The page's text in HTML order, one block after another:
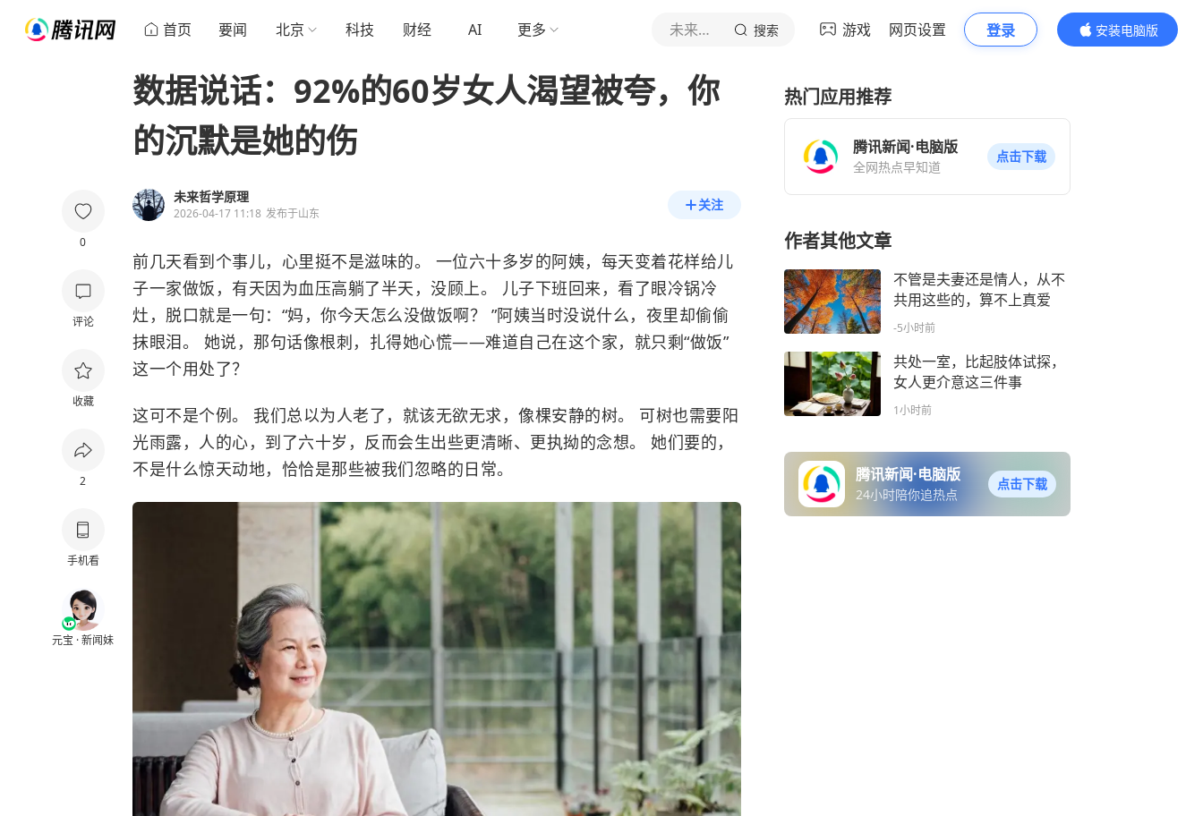
首页 要闻 北京 科技 财经 AI 更多 未来哲学原理 搜索 游戏 网页设置 登录
安装电脑版
内容更精彩
0
评论
收藏
2
手机看
元宝 · 新闻妹
数据说话：92%的60岁女人渴望被夸，你
的沉默是她的伤
未来哲学原理
2026-04-17 11:18 发布于山东
关注
前几天看到个事儿，心里挺不是滋味的。 一位六十多岁的阿姨，每天变着花样给儿
子一家做饭，有天因为血压高躺了半天，没顾上。 儿子下班回来，看了眼冷锅冷
灶，脱口就是一句：“妈，你今天怎么没做饭啊？ ”阿姨当时没说什么，夜里却偷偷
抹眼泪。 她说，那句话像根刺，扎得她心慌——难道自己在这个家，就只剩“做饭”
这一个用处了？
这可不是个例。 我们总以为人老了，就该无欲无求，像棵安静的树。 可树也需要阳
光雨露，人的心，到了六十岁，反而会生出些更清晰、更执拗的念想。 她们要的，
不是什么惊天动地，恰恰是那些被我们忽略的日常。
热门应用推荐
腾讯新闻·电脑版
全网热点早知道
点击下载
作者其他文章
不管是夫妻还是情人，从不
共用这些的，算不上真爱
-5小时前
共处一室，比起肢体试探，
女人更介意这三件事
1小时前
腾讯新闻·电脑版
24小时陪你追热点
点击下载